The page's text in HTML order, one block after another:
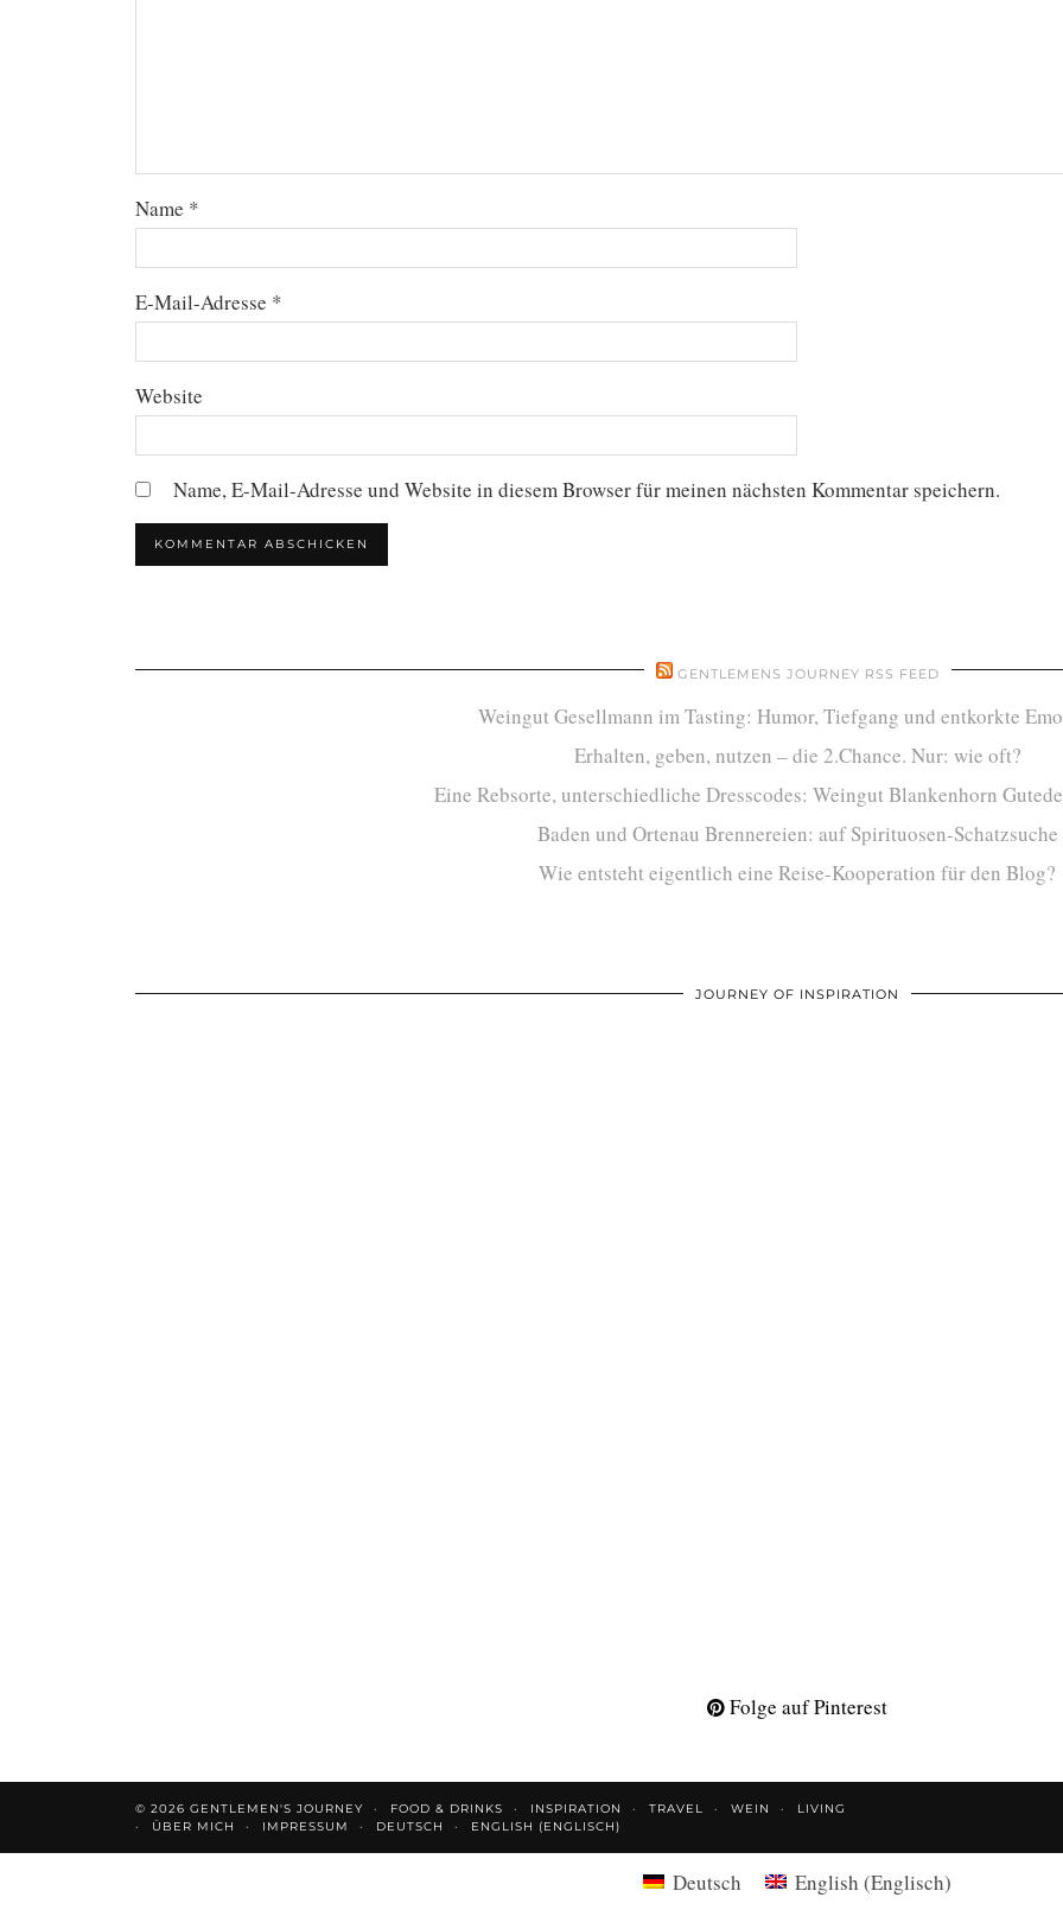
Name *
E-Mail-Adresse *
Website
Name, E-Mail-Adresse und Website in diesem Browser für meinen nächsten Kommentar speichern.
GENTLEMENS JOURNEY RSS FEED
Weingut Gesellmann im Tasting: Humor, Tiefgang und entkorkte
Erhalten, geben, nutzen – die 2.Chance. Nur: wie oft?
Eine Rebsorte, unterschiedliche Dresscodes: Weingut Blankenhorn
Baden und Ortenau Brennereien: auf Spirituosen-Schatzsuche
Wie entsteht eigentlich eine Reise-Kooperation für den Blog?
JOURNEY OF INSPIRATION
Folge auf Pinterest
© 2026 GENTLEMEN'S JOURNEY FOOD & DRINKS INSPIRATION TRAVEL WEIN
LIVING
ÜBER MICH
IMPRESSUM DEUTSCH ENGLISH (ENGLISCH)
Deutsch English (Englisch)